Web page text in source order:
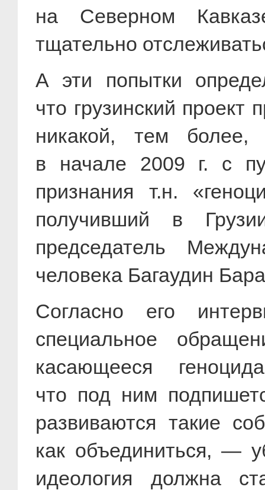
на Северном
тщательно
А эти попытки
что грузинский проект
никакой, тем более,
в начале 2009 г. с
признания т.н.
получивший в
председатель
человека Багаудин
Согласно его
специальное
касающееся
что под ним
развиваются такие
как объединиться, —
идеология должна